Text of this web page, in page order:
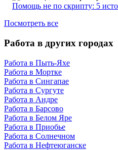
Помощь не по скрипту: 5
Посмотреть все
Работа в других городах
Работа в Пыть-Яхе
Работа в Мортке
Работа в Сингапае
Работа в Сургуте
Работа в Андре
Работа в Барсово
Работа в Белом Яре
Работа в Приобье
Работа в Солнечном
Работа в Нефтеюганске